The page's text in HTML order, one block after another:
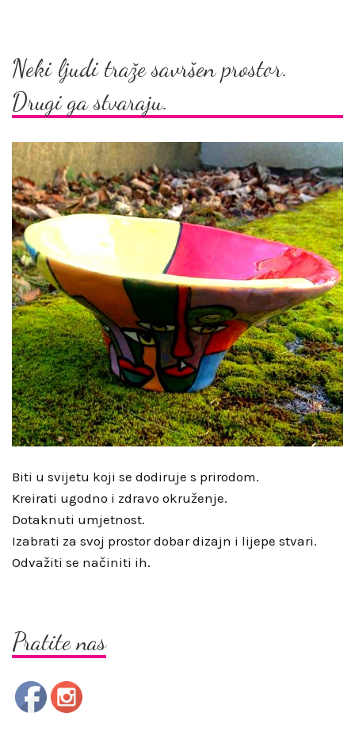
Neki ljudi traže savršen prostor.
Drugi ga stvaraju.
Biti u svijetu koji se dodiruje s prirodom.
Kreirati ugodno i zdravo okruženje.
Dotaknuti umjetnost.
Izabrati za svoj prostor dobar dizajn i lijepe stvari.
Odvažiti se načiniti ih.
Pratite nas